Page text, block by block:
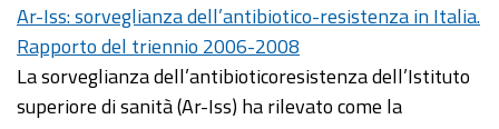
Ar-Iss: sorveglianza dell’antibiotico-resistenza in Italia.
Rapporto del triennio 2006-2008
La sorveglianza dell’antibioticoresistenza dell’Istituto
superiore di sanità (Ar-Iss) ha rilevato come la